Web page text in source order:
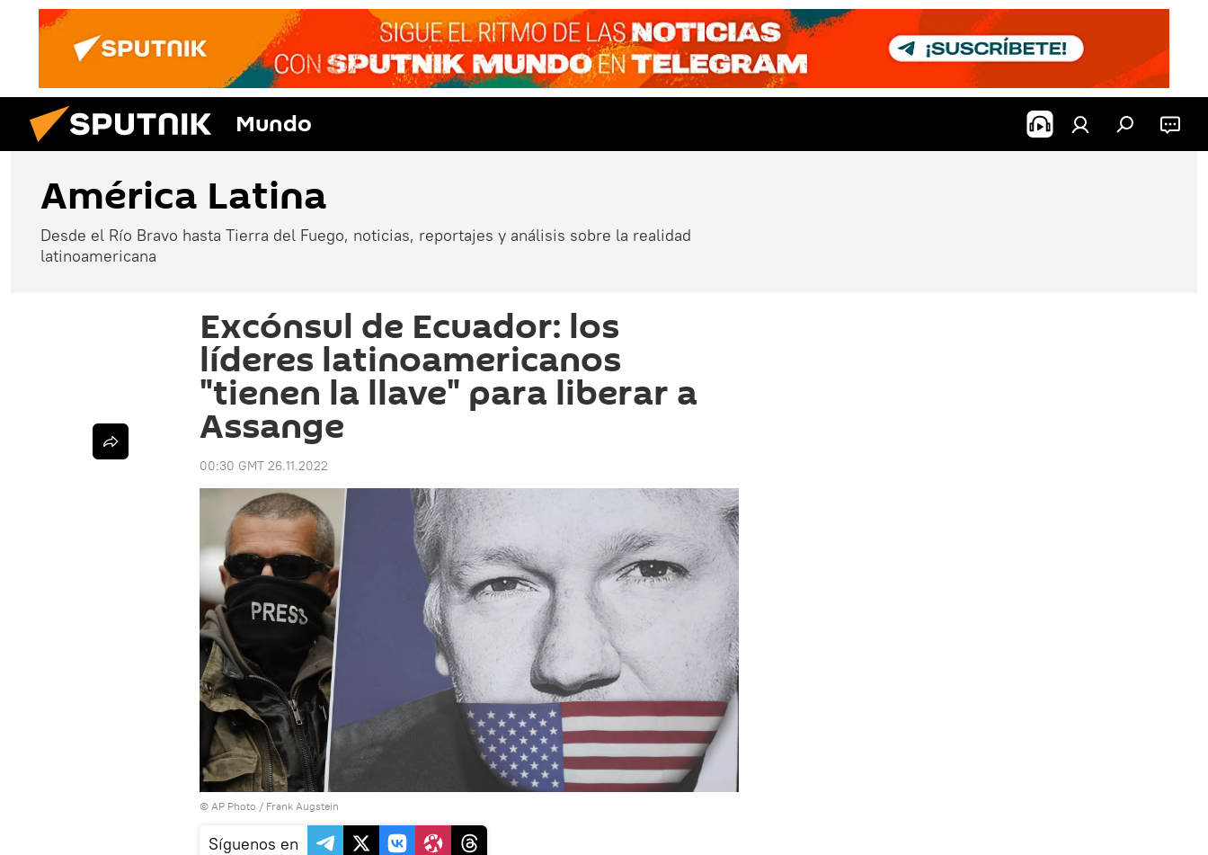
Mundo
América Latina
Desde el Río Bravo hasta Tierra del Fuego, noticias, reportajes y análisis sobre la realidad
latinoamericana
Excónsul de Ecuador: los
líderes latinoamericanos
"tienen la llave" para liberar a
Assange
00:30 GMT 26.11.2022
© AP Photo / Frank Augstein
Síguenos en